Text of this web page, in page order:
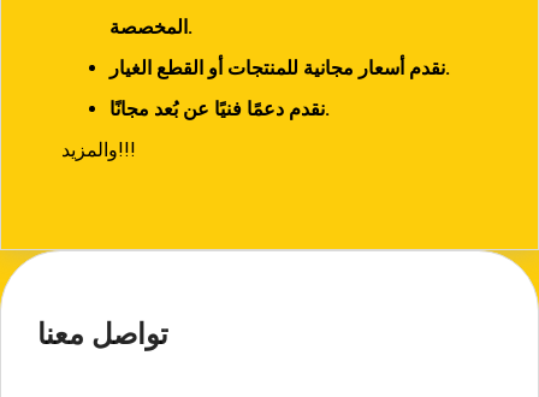
المخصصة.
نقدم أسعار مجانية للمنتجات أو القطع الغيار.
نقدم دعمًا فنيًا عن بُعد مجانًا.
والمزيد!!!
تواصل معنا